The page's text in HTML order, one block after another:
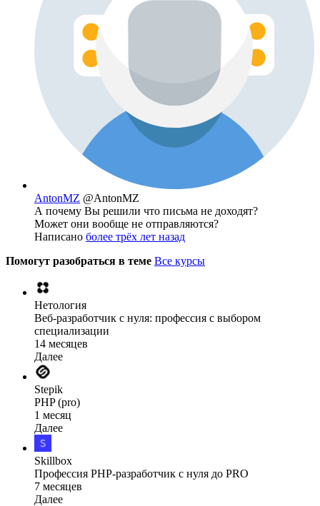
AntonMZ @AntonMZ
А почему Вы решили что письма не доходят?
Может они вообще не отправляются?
Написано более трёх лет назад
Помогут разобраться в теме Все курсы
Нетология
Веб-разработчик с нуля: профессия с выбором
специализации
14 месяцев
Далее
Stepik
PHP (pro)
1 месяц
Далее
Skillbox
Профессия PHP-разработчик с нуля до PRO
7 месяцев
Далее